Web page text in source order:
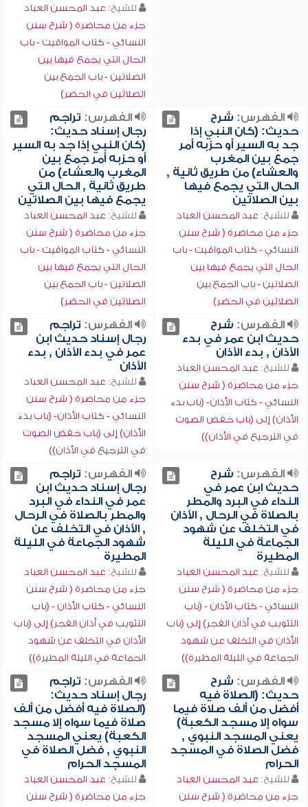
للشيخ: عبد المحسن العباد
جزء من محاضرة ( شرح سنن
النسائي - كتاب المواقيت - باب
الحال التي يجمع فيها بين
الصلاتين - باب الجمع بين
الصلاتين في الحضر)
الفهرس: شرح
حديث: (كان النبي إذا
جد به السير أو حزبه أمر
جمع بين المغرب
والعشاء) من طريق ثانية ,
الحال التي يجمع فيها
بين الصلاتين
للشيخ: عبد المحسن العباد
جزء من محاضرة ( شرح سنن
النسائي - كتاب المواقيت - باب
الحال التي يجمع فيها بين
الصلاتين - باب الجمع بين
الصلاتين في الحضر)
الفهرس: تراجم
رجال إسناد حديث:
(كان النبي إذا جد به السير
أو حزبه أمر جمع بين
المغرب والعشاء) من
طريق ثانية , الحال التي
يجمع فيها بين الصلاتين
للشيخ: عبد المحسن العباد
جزء من محاضرة ( شرح سنن
النسائي - كتاب المواقيت - باب
الحال التي يجمع فيها بين
الصلاتين - باب الجمع بين
الصلاتين في الحضر)
الفهرس: شرح
حديث ابن عمر في بدء
الأذان , بدء الأذان
للشيخ: عبد المحسن العباد
جزء من محاضرة ( شرح سنن
النسائي - كتاب الأذان- (باب بدء
الأذان) إلى (باب خفض الصوت
في الترجيع في الأذان))
الفهرس: تراجم
رجال إسناد حديث ابن
عمر في بدء الأذان , بدء
الأذان
للشيخ: عبد المحسن العباد
جزء من محاضرة ( شرح سنن
النسائي - كتاب الأذان- (باب بدء
الأذان) إلى (باب خفض الصوت
في الترجيع في الأذان))
الفهرس: شرح
حديث ابن عمر في
النداء في البرد والمطر
بالصلاة في الرحال , الأذان
في التخلف عن شهود
الجماعة في الليلة
المطيرة
للشيخ: عبد المحسن العباد
جزء من محاضرة ( شرح سنن
النسائي - كتاب الأذان - (باب
التثويب في أذان الفجر) إلى (باب
الأذان في التخلف عن شهود
الجماعة في الليلة المطيرة))
الفهرس: تراجم
رجال إسناد حديث ابن
عمر في النداء في البرد
والمطر بالصلاة في الرحال
, الأذان في التخلف عن
شهود الجماعة في الليلة
المطيرة
للشيخ: عبد المحسن العباد
جزء من محاضرة ( شرح سنن
النسائي - كتاب الأذان - (باب
التثويب في أذان الفجر) إلى (باب
الأذان في التخلف عن شهود
الجماعة في الليلة المطيرة))
الفهرس: شرح
حديث: (الصلاة فيه
أفضل من ألف صلاة فيما
سواه إلا مسجد الكعبة)
يعني المسجد النبوي ,
فضل الصلاة في المسجد
الحرام
للشيخ: عبد المحسن العباد
جزء من محاضرة ( شرح سنن
الفهرس: تراجم
رجال إسناد حديث:
(الصلاة فيه أفضل من ألف
صلاة فيما سواه إلا مسجد
الكعبة) يعني المسجد
النبوي , فضل الصلاة في
المسجد الحرام
للشيخ: عبد المحسن العباد
جزء من محاضرة ( شرح سنن